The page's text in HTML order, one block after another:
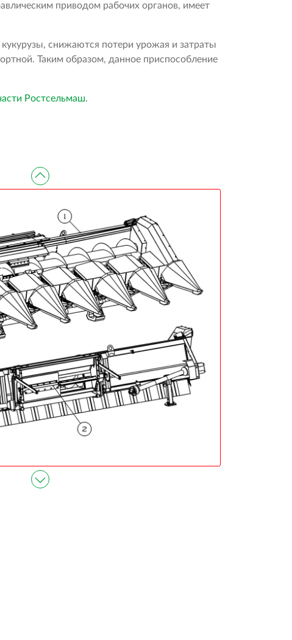
приводом рабочих органов, имеет
снижаются потери урожая и затраты
Таким образом, данное приспособление
Ростсельмаш.